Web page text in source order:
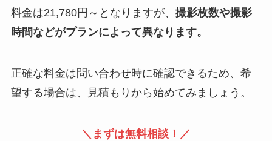
料金は21,780円～となりますが、 撮影枚数や撮影
時間などがプランによって異なります。
正確な料金は問い合わせ時に確認できるため、希
望する場合は、見積もりから始めてみましょう。
＼まずは無料相談！／